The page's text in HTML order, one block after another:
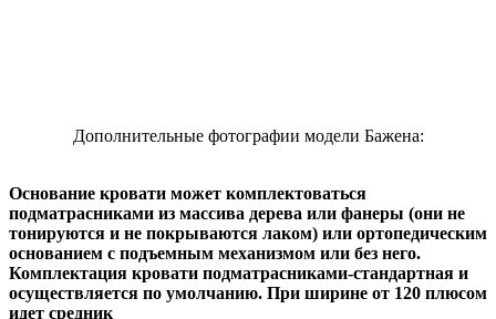
Дополнительные фотографии модели Бажена:
Основание кровати может комплектоваться
подматрасниками из массива дерева или фанеры (они не
тонируются и не покрываются лаком) или ортопедическим
основанием с подъемным механизмом или без него.
Комплектация кровати подматрасниками-стандартная и
осуществляется по умолчанию. При ширине от 120 плюсом
идет средник